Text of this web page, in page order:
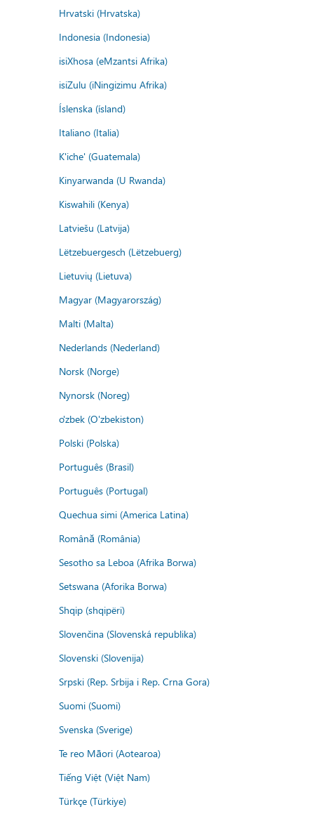
Hrvatski (Hrvatska)
Indonesia (Indonesia)
isiXhosa (eMzantsi Afrika)
isiZulu (iNingizimu Afrika)
Íslenska (ísland)
Italiano (Italia)
K'iche' (Guatemala)
Kinyarwanda (U Rwanda)
Kiswahili (Kenya)
Latviešu (Latvija)
Lëtzebuergesch (Lëtzebuerg)
Lietuvių (Lietuva)
Magyar (Magyarország)
Malti (Malta)
Nederlands (Nederland)
Norsk (Norge)
Nynorsk (Noreg)
o'zbek (O'zbekiston)
Polski (Polska)
Português (Brasil)
Português (Portugal)
Quechua simi (America Latina)
Română (România)
Sesotho sa Leboa (Afrika Borwa)
Setswana (Aforika Borwa)
Shqip (shqipëri)
Slovenčina (Slovenská republika)
Slovenski (Slovenija)
Srpski (Rep. Srbija i Rep. Crna Gora)
Suomi (Suomi)
Svenska (Sverige)
Te reo Māori (Aotearoa)
Tiếng Việt (Việt Nam)
Türkçe (Türkiye)